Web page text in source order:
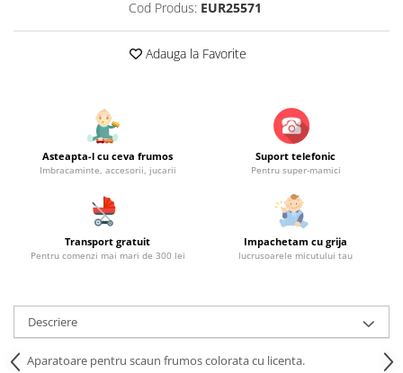
Cod Produs: EUR25571
Adauga la Favorite
Asteapta-l cu ceva frumos
Imbracaminte, accesorii, jucarii
Suport telefonic
Pentru super-mamici
Transport gratuit
Pentru comenzi mai mari de 300 lei
Impachetam cu grija
lucrusoarele micutului tau
Descriere
Aparatoare pentru scaun frumos colorata cu licenta.